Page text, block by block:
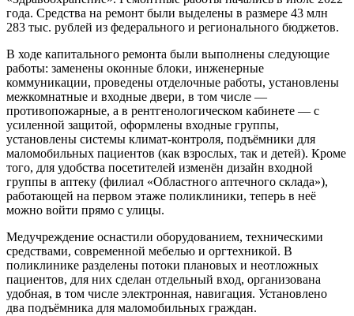
года. Средства на ремонт были выделены в размере 43 млн
283 тыс. рублей из федерального и регионального бюджетов.
В ходе капитального ремонта были выполнены следующие
работы: заменены оконные блоки, инженерные
коммуникации, проведены отделочные работы, установлены
межкомнатные и входные двери, в том числе —
противопожарные, а в рентгенологическом кабинете — с
усиленной защитой, оформлены входные группы,
установлены системы климат-контроля, подъёмники для
маломобильных пациентов (как взрослых, так и детей). Кроме
того, для удобства посетителей изменён дизайн входной
группы в аптеку (филиал «Областного аптечного склада»),
работающей на первом этаже поликлиники, теперь в неё
можно войти прямо с улицы.
Медучреждение оснастили оборудованием, техническими
средствами, современной мебелью и оргтехникой. В
поликлинике разделены потоки плановых и неотложных
пациентов, для них сделан отдельный вход, организована
удобная, в том числе электронная, навигация. Установлено
два подъёмника для маломобильных граждан.